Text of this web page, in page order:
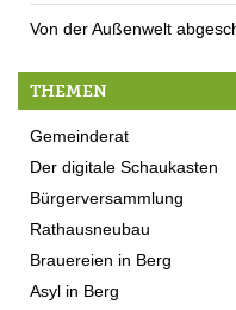
Von der Außenwelt
THEMEN
Gemeinderat
Der digitale Schaukasten
Bürgerversammlung
Rathausneubau
Brauereien in Berg
Asyl in Berg